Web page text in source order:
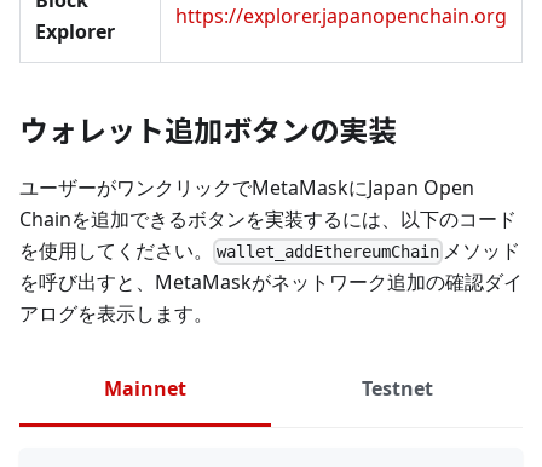
Explorer
https://explorer.japanopenchain.org
ウォレット追加ボタンの実装
ユーザーがワンクリックでMetaMaskにJapan Open
Chainを追加できるボタンを実装するには、以下のコード
を使用してください。
wallet_addEthereumChain メソッド
を呼び出すと、MetaMaskがネットワーク追加の確認ダイ
アログを表示します。
Mainnet Testnet